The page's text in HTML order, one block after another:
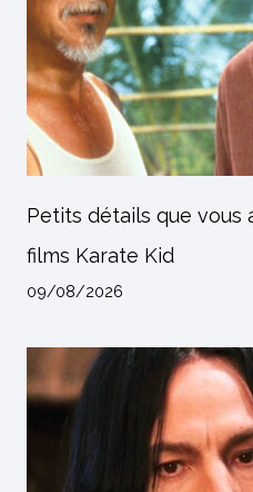
Petits détails que vous
films Karate Kid
09/08/2026